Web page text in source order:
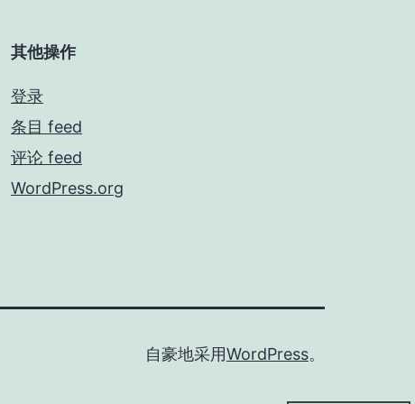
其他操作
登录
条目 feed
评论 feed
WordPress.org
自豪地采用WordPress。